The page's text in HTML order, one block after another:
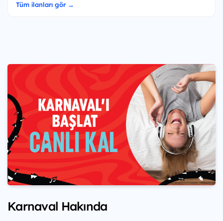
Tüm ilanları gör →
Karnaval Hakında